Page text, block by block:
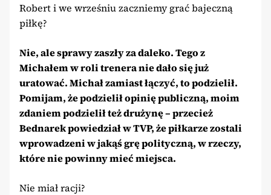
Robert i we wrześniu zaczniemy grać bajeczną
piłkę?
Nie, ale sprawy zaszły za daleko. Tego z
Michałem w roli trenera nie dało się już
uratować. Michał zamiast łączyć, to podzielił.
Pomijam, że podzielił opinię publiczną, moim
zdaniem podzielił też drużynę – przecież
Bednarek powiedział w TVP, że piłkarze zostali
wprowadzeni w jakąś grę polityczną, w rzeczy,
które nie powinny mieć miejsca.
Nie miał racji?